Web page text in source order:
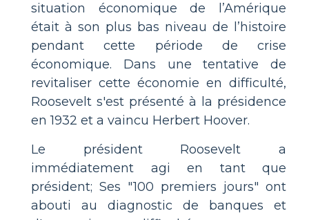
situation économique de l’Amérique
était à son plus bas niveau de l’histoire
pendant cette période de crise
économique. Dans une tentative de
revitaliser cette économie en difficulté,
Roosevelt s'est présenté à la présidence
en 1932 et a vaincu Herbert Hoover.
Le président Roosevelt a
immédiatement agi en tant que
président; Ses "100 premiers jours" ont
abouti au diagnostic de banques et